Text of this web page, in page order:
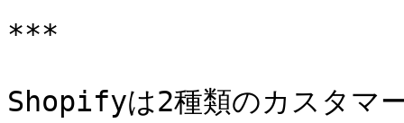
***
Shopifyは2種類のカスタマ